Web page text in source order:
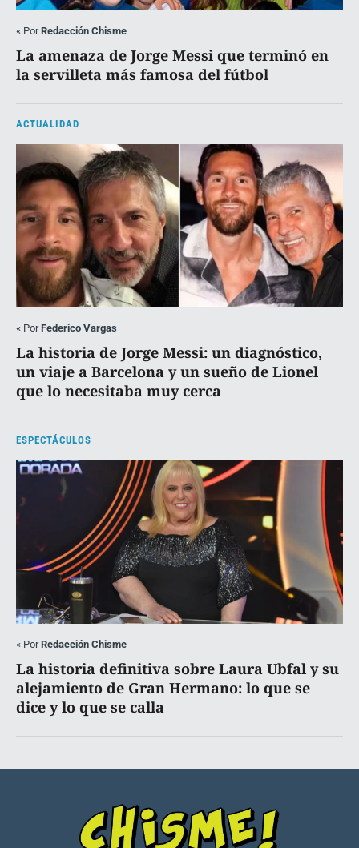
« PorRedacción Chisme
La amenaza de Jorge Messi que terminó en
la servilleta más famosa del fútbol
ACTUALIDAD
« PorFederico Vargas
La historia de Jorge Messi: un diagnóstico,
un viaje a Barcelona y un sueño de Lionel
que lo necesitaba muy cerca
ESPECTÁCULOS
« PorRedacción Chisme
La historia definitiva sobre Laura Ubfal y su
alejamiento de Gran Hermano: lo que se
dice y lo que se calla